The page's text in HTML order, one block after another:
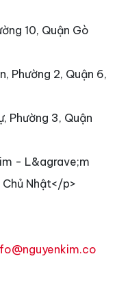
10, Quận Gò
Phường 2, Quận 6,
Phường 3, Quận
- L&agrave;m
Nhật</p>